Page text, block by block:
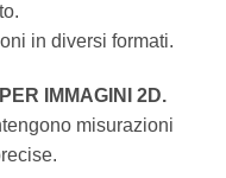
in diversi formati.
IMMAGINI 2D.
misurazioni